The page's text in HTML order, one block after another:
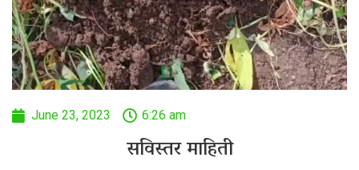
June 23, 2023 6:26 am
सविस्तर माहिती